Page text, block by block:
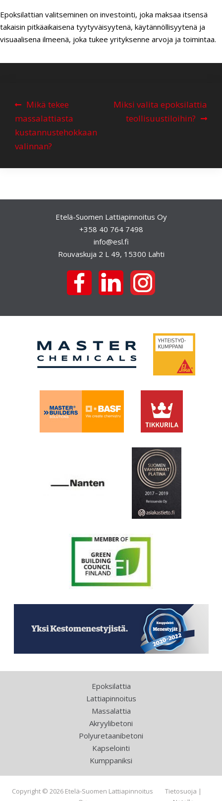
Epoksilattian valitseminen on investointi, joka maksaa itsensä
takaisin pitkäaikaisena tyytyväisyytenä, käytännöllisyytenä ja
visuaalisena ilmeenä, joka tukee yrityksenne arvoja ja toimintaa.
A
r
t
i
u
Mikä tekee
massalattiasta
kustannustehokkaan
valinnan?
Miksi valita epoksilattia
teollisuustiloihin?
Etelä-Suomen Lattiapinnoitus Oy
+358 40 764 7498
info@esl.fi
Rouvaskuja 2 L 49, 15300 Lahti
Epoksilattia
Lattiapinnoitus
Massalattia
Akryylibetoni
Polyuretaanibetoni
Kapselointi
Kumppaniksi
Copyright © 2026 Etelä-Suomen Lattiapinnoitus
Tietosuoja |